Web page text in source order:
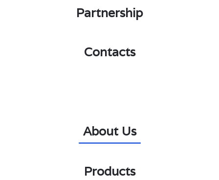
Partnership
Contacts
About Us
Products